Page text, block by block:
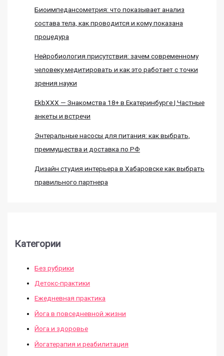
Биоимпедансометрия: что показывает анализ
состава тела, как проводится и кому показана
процедура
Нейробиология присутствия: зачем современному
человеку медитировать и как это работает с точки
зрения науки
EkbXXX — Знакомства 18+ в Екатеринбурге | Частные
анкеты и встречи
Энтеральные насосы для питания: как выбрать,
преимущества и доставка по РФ
Дизайн студия интерьера в Хабаровске как выбрать
правильного партнера
Категории
Без рубрики
Детокс-практики
Ежедневная практика
Йога в повседневной жизни
Йога и здоровье
Йогатерапия и реабилитация